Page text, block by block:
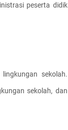
peserta didik
sekolah.
sekolah, dan